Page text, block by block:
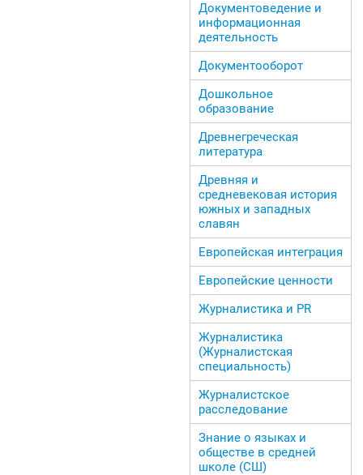
Документоведение и
информационная
деятельность
Документооборот
Дошкольное
образование
Древнегреческая
литература
Древняя и
средневековая история
южных и западных
славян
Европейская интеграция
Европейские ценности
Журналистика и PR
Журналистика
(Журналистская
специальность)
Журналистское
расследование
Знание о языках и
обществе в средней
школе (СШ)